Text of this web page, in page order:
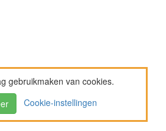
gebruikmaken van cookies.
Cookie-instellingen